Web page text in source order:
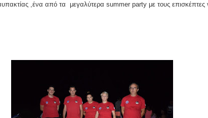
,ένα από τα μεγαλύτερα summer party με τους